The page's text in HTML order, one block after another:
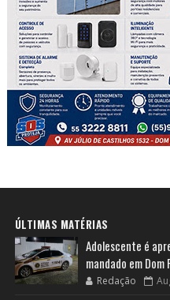
ÚLTIMAS MATÉRIAS
Adolescente é
mandado em
Redação